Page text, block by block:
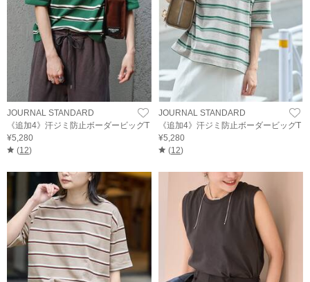
JOURNAL STANDARD
《追加4》汗ジミ防止ボーダービッグT
¥5,280
(12)
JOURNAL STANDARD
《追加4》汗ジミ防止ボーダービッグT
¥5,280
(12)